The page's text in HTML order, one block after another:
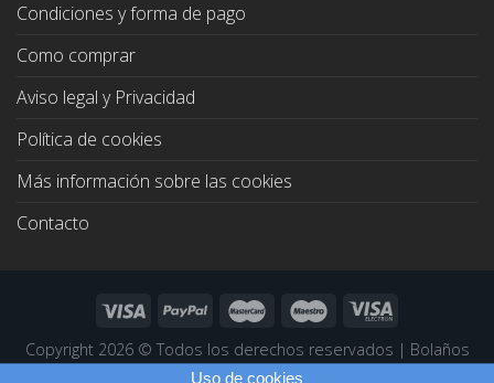
Condiciones y forma de pago
Como comprar
Aviso legal y Privacidad
Política de cookies
Más información sobre las cookies
Contacto
Copyright 2026 © Todos los derechos reservados | Bolaños
Páginas Web Profesionales
Uso de cookies